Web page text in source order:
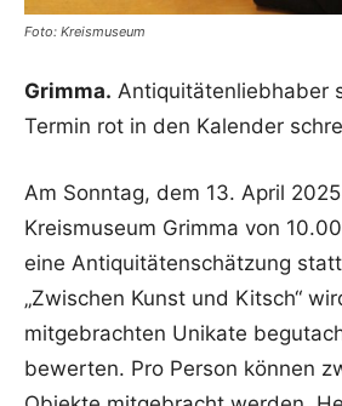
Foto: Kreismuseum
Grimma. Antiquitätenliebhaber
Termin rot in den Kalender
Am Sonntag, dem 13. April
Kreismuseum Grimma von
eine Antiquitätenschätzung
„Zwischen Kunst und Kitsch“
mitgebrachten Unikate
bewerten. Pro Person können